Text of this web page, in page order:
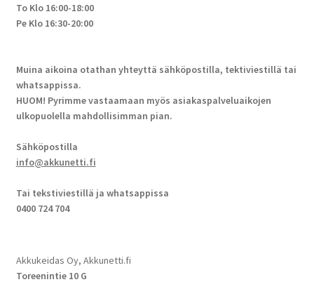
To Klo 16:00-18:00
Pe Klo 16:30-20:00
Muina aikoina otathan yhteyttä sähköpostilla, tektiviestillä tai
whatsappissa.
HUOM! Pyrimme vastaamaan myös asiakaspalveluaikojen
ulkopuolella mahdollisimman pian.
Sähköpostilla
info@akkunetti.fi
Tai tekstiviestillä ja whatsappissa
0400 724 704
Akkukeidas Oy, Akkunetti.fi
Toreenintie 10 G